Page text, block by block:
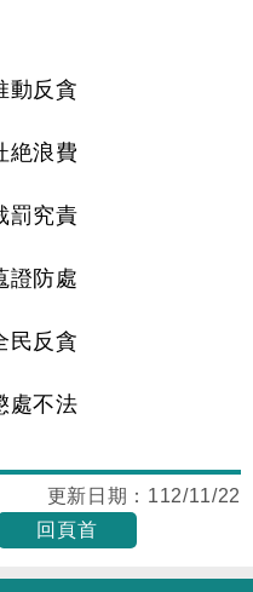
動反貪
絶浪費
罰究責
證防處
民反貪
處不法
更新日期： 112/11/22
回頁首